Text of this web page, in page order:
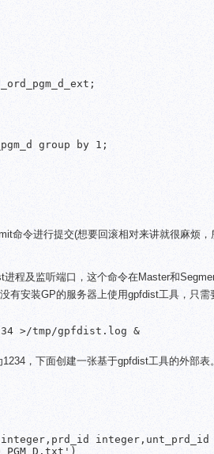
group by 1;
命令进行提交(想要回滚相对来讲就很麻烦
程及监听端口，这个命令在Master和
有安装GP的服务器上使用gpfdist工具，只
>/tmp/gpfdist.log &
，下面创建一张基于gpfdist工具的外部表。